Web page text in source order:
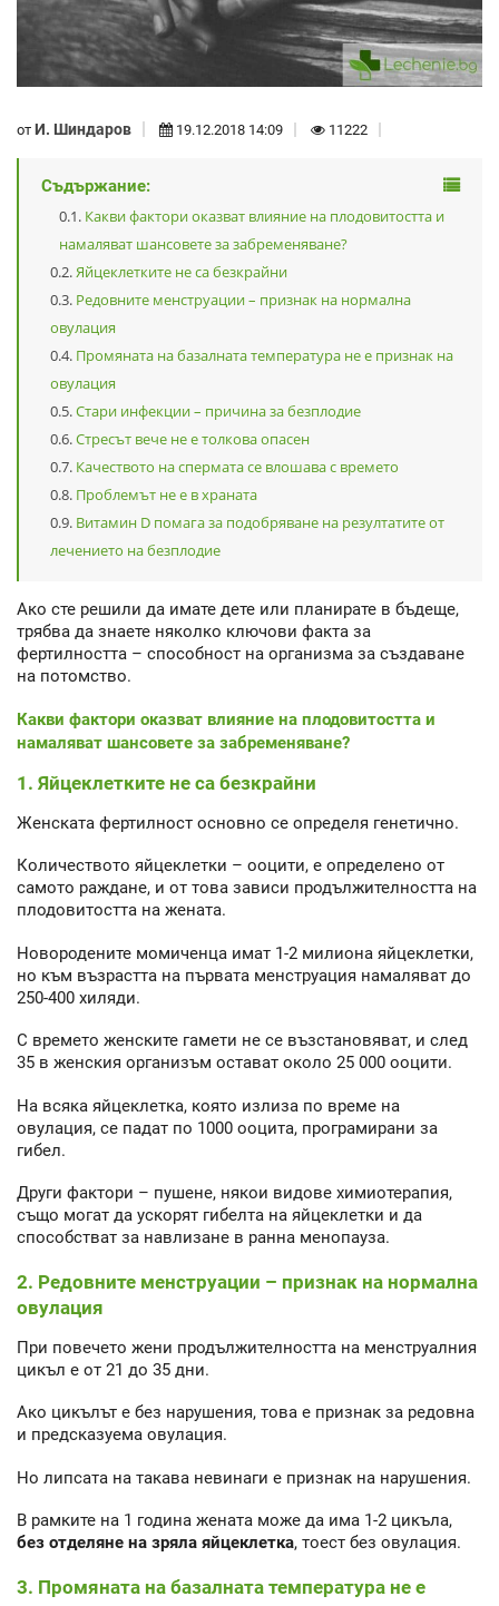
от И. Шиндаров 19.12.2018 14:09 11222
Съдържание:
Какви фактори оказват влияние на плодовитостта и
намаляват шансовете за забременяване?
Яйцеклетките не са безкрайни
Редовните менструации – признак на нормална
овулация
Промяната на базалната температура не е признак на
овулация
Стари инфекции – причина за безплодие
Стресът вече не е толкова опасен
Качеството на спермата се влошава с времето
Проблемът не е в храната
Витамин D помага за подобряване на резултатите от
лечението на безплодие
Ако сте решили да имате дете или планирате в бъдеще,
трябва да знаете няколко ключови факта за
фертилността – способност на организма за създаване
на потомство.
Какви фактори оказват влияние на плодовитостта и
намаляват шансовете за забременяване?
1. Яйцеклетките не са безкрайни
Женската фертилност основно се определя генетично.
Количеството яйцеклетки – ооцити, е определено от
самото раждане, и от това зависи продължителността на
плодовитостта на жената.
Новородените момиченца имат 1-2 милиона яйцеклетки,
но към възрастта на първата менструация намаляват до
250-400 хиляди.
С времето женските гамети не се възстановяват, и след
35 в женския организъм остават около 25 000 ооцити.
На всяка яйцеклетка, която излиза по време на
овулация, се падат по 1000 ооцита, програмирани за
гибел.
Други фактори – пушене, някои видове химиотерапия,
също могат да ускорят гибелта на яйцеклетки и да
способстват за навлизане в ранна менопауза.
2. Редовните менструации – признак на нормална
овулация
При повечето жени продължителността на менструалния
цикъл е от 21 до 35 дни.
Ако цикълът е без нарушения, това е признак за редовна
и предсказуема овулация.
Но липсата на такава невинаги е признак на нарушения.
В рамките на 1 година жената може да има 1-2 цикъла,
без отделяне на зряла яйцеклетка, тоест без овулация.
3. Промяната на базалната температура не е